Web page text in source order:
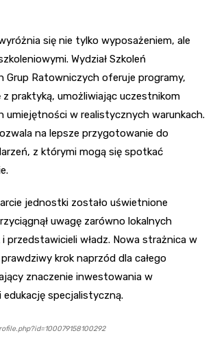
się nie tylko wyposażeniem, ale
Wydział Szkoleń
Grup Ratowniczych oferuje programy,
z praktyką, umożliwiając uczestnikom
umiejętności w realistycznych warunkach.
na lepsze przygotowanie do
z którymi mogą się spotkać
jednostki zostało uświetnione
uwagę zarówno lokalnych
przedstawicieli władz. Nowa strażnica w
krok naprzód dla całego
znaczenie inwestowania w
specjalistyczną.